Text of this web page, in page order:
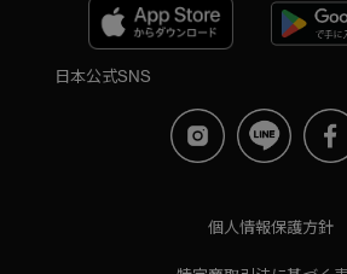
日本公式SNS
個人情報保護方針